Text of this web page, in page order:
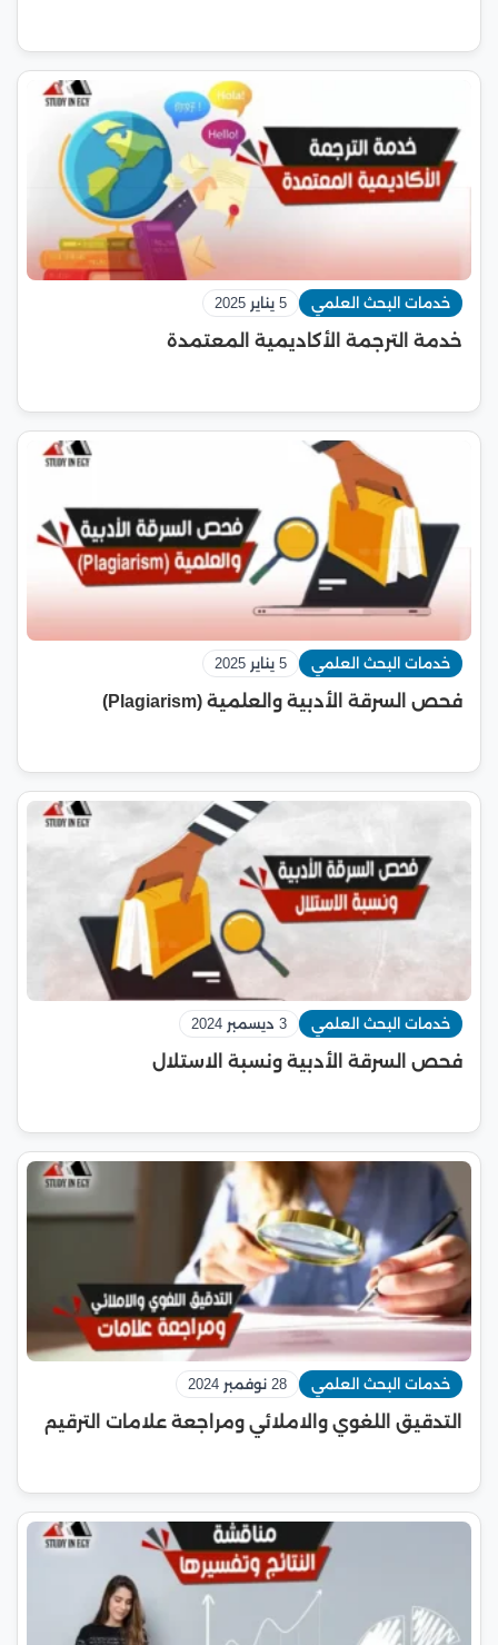
خدمات البحث العلمي 5 يناير 2025
خدمة الترجمة الأكاديمية المعتمدة
خدمات البحث العلمي 5 يناير 2025
فحص السرقة الأدبية والعلمية (Plagiarism)
خدمات البحث العلمي 3 ديسمبر 2024
فحص السرقة الأدبية ونسبة الاستلال
خدمات البحث العلمي 28 نوفمبر 2024
التدقيق اللغوي والاملائي ومراجعة علامات الترقيم